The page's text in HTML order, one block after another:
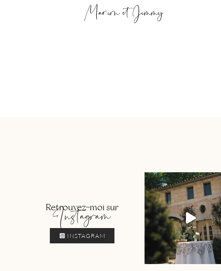
Marion et Jimmy
Retrouvez-moi sur
Instagram
INSTAGRAM